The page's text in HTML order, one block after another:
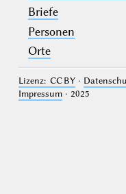
Briefe
Personen
Orte
Lizenz: CC BY·
Impressum· 2025